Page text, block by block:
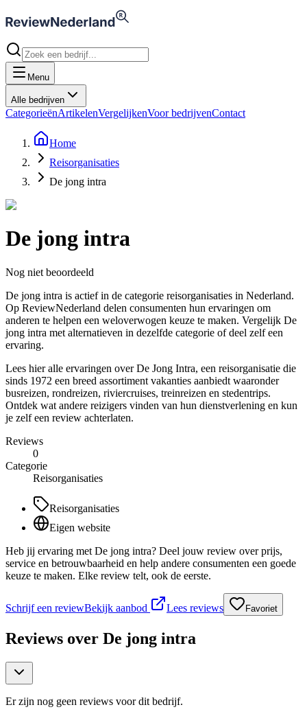
Menu
Alle bedrijven
CategorieënArtikelenVergelijkenVoor bedrijvenContact
Home
Reisorganisaties
De jong intra
De jong intra
Nog niet beoordeeld
De jong intra is actief in de categorie reisorganisaties in Nederland.
Op ReviewNederland delen consumenten hun ervaringen om
anderen te helpen een weloverwogen keuze te maken. Vergelijk De
jong intra met alternatieven in dezelfde categorie of deel zelf een
ervaring.
Lees hier alle ervaringen over De Jong Intra, een reisorganisatie die
sinds 1972 een breed assortiment vakanties aanbiedt waaronder
busreizen, rondreizen, riviercruises, treinreizen en stedentrips.
Ontdek wat andere reizigers vinden van hun dienstverlening en kun
je zelf een review achterlaten.
Reviews
0
Categorie
Reisorganisaties
Reisorganisaties
Eigen website
Heb jij ervaring met De jong intra? Deel jouw review over prijs,
service en betrouwbaarheid en help andere consumenten een goede
keuze te maken. Elke review telt, ook de eerste.
Schrijf een reviewBekijk aanbod Lees reviews Favoriet
Reviews over De jong intra
Er zijn nog geen reviews voor dit bedrijf.